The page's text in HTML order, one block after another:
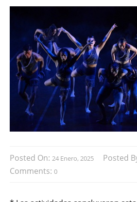
Posted On: 24 Enero, 2025 Posted
Comments: 0